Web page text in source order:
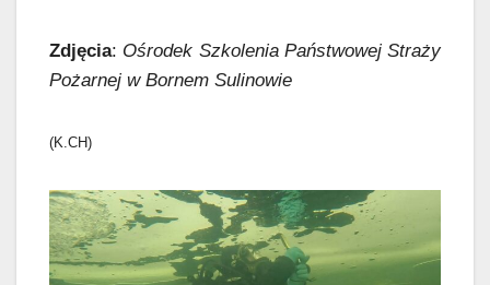
Zdjęcia: Ośrodek Szkolenia Państwowej Straży
Pożarnej w Bornem Sulinowie
(K.CH)